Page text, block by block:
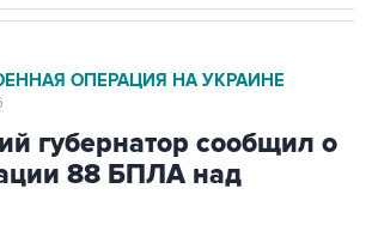
ОПЕРАЦИЯ НА УКРАИНЕ
губернатор сообщил о
88 БПЛА над